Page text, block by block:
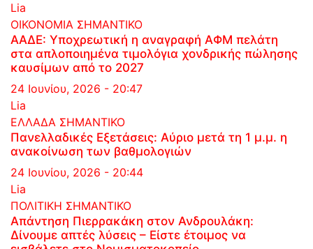
Lia
ΟΙΚΟΝΟΜΙΑ ΣΗΜΑΝΤΙΚΟ
ΑΑΔΕ: Υποχρεωτική η αναγραφή ΑΦΜ πελάτη
στα απλοποιημένα τιμολόγια χονδρικής πώλησης
καυσίμων από το 2027
24 Ιουνίου, 2026 - 20:47
Lia
ΕΛΛΑΔΑ ΣΗΜΑΝΤΙΚΟ
Πανελλαδικές Εξετάσεις: Αύριο μετά τη 1 μ.μ. η
ανακοίνωση των βαθμολογιών
24 Ιουνίου, 2026 - 20:44
Lia
ΠΟΛΙΤΙΚΗ ΣΗΜΑΝΤΙΚΟ
Απάντηση Πιερρακάκη στον Ανδρουλάκη:
Δίνουμε απτές λύσεις – Είστε έτοιμος να